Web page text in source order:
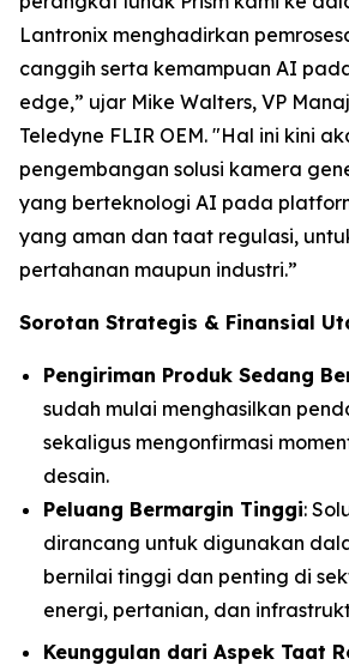
Lantronix menghadirkan
canggih serta kemampuan AI
edge,” ujar Mike Walters, VP
Teledyne FLIR OEM. "Hal ini kini
pengembangan solusi kamera
yang berteknologi AI pada
yang aman dan taat regulasi,
pertahanan maupun industri.”
Sorotan Strategis & Finansial
Pengiriman Produk Sedang
sudah mulai menghasilkan
sekaligus mengonfirmasi
desain.
Peluang Bermargin Tinggi:
dirancang untuk digunakan
bernilai tinggi dan penting di
energi, pertanian, dan
Keunggulan dari Aspek Taat